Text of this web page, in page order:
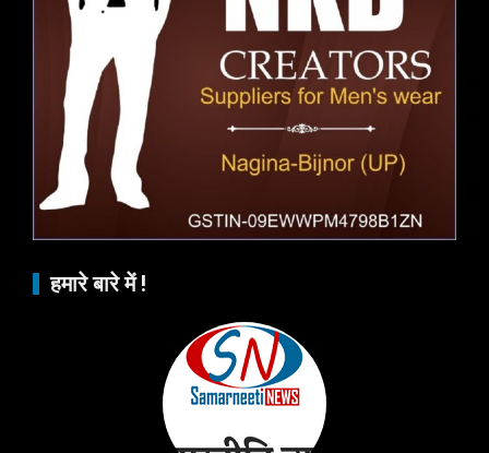
हमारे बारे में !